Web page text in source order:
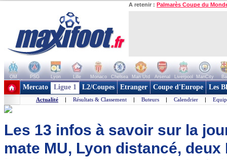
A retenir : Palmarès Coupe du
OM PSG Lyon Lille Monaco Chelsea Man Utd Arsenal Liverpool ManCity
+ de clubs
Mercato Ligue 1 L2/Coupes Etranger Coupe d'Europe Les
Actualité | Résultats & Classement | Buteurs | Calendrier |
Les 13 infos à savoir sur la
mate MU, Lyon distancé, deux